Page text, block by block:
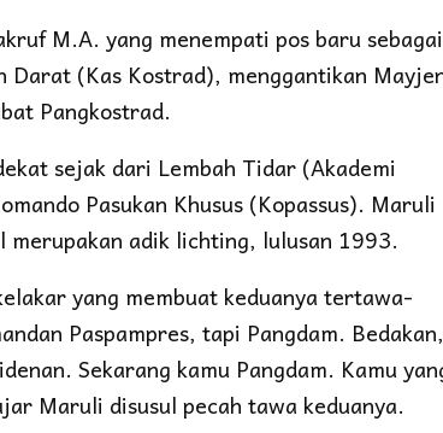
M.A. yang menempati pos baru sebagai
Darat (Kas Kostrad), menggantikan
Pangkostrad.
sejak dari Lembah Tidar (Akademi
Pasukan Khusus (Kopassus). Maruli
merupakan adik lichting, lulusan 1993.
yang membuat keduanya tertawa-
Paspampres, tapi Pangdam. Bedakan,
Sekarang kamu Pangdam. Kamu
Maruli disusul pecah tawa keduanya.